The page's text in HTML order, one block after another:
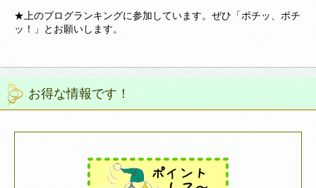
★上のブログランキングに参加しています。ぜひ「ポチッ、ポチ
ッ！」とお願いします。
お得な情報です！